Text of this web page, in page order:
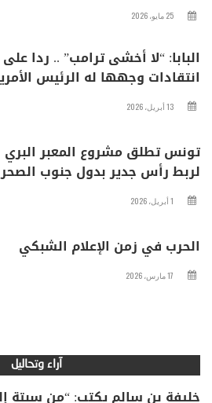
25 مايو، 2026
البابا: “لا أخشى ترامب” .. ردا على
انتقادات وجهها له الرئيس
13 أبريل، 2026
تونس تطلق مشروع المعبر البري
لربط رأس جدير بدول جنوب
1 أبريل، 2026
الحرب في زمن الإعلام الشبكي
17 مارس، 2026
آراء وتحاليل
خليفة بن سالم يكتب: “من سبتة